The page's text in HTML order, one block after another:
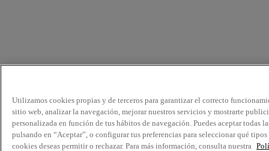
Utilizamos cookies propias y de terceros para garantizar el correcto
sitio web, analizar la navegación, mejorar nuestros servicios y mostrarte
personalizada en función de tus hábitos de navegación. Puedes aceptar todas
pulsando en “Aceptar”, o configurar tus preferencias para seleccionar qué tipos
cookies deseas permitir o rechazar. Para más información, consulta nuestra